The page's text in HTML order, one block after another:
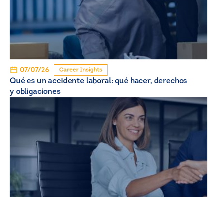
07/07/26 Career Insights
Qué es un accidente laboral: qué hacer, derechos
y obligaciones